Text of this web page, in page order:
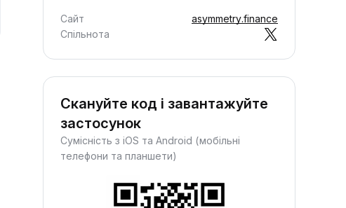
Сайт
asymmetry.finance
Спільнота
Скануйте код і завантажуйте
застосунок
Сумісність з iOS та Android (мобільні
телефони та планшети)